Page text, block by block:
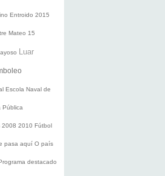
Entroido 2015
Mateo 15
Luar
Escola Naval de
Pública
2008 2010 Fútbol
pasa aquí O país
destacado